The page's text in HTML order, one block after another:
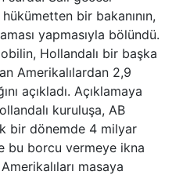
bir bakanının,
yapmasıyla bölündü.
Hollandalı bir başka
Amerikalılardan 2,9
açıkladı. Açıklamaya
kuruluşa, AB
bir dönemde 4 milyar
bu borcu vermeye ikna
masaya